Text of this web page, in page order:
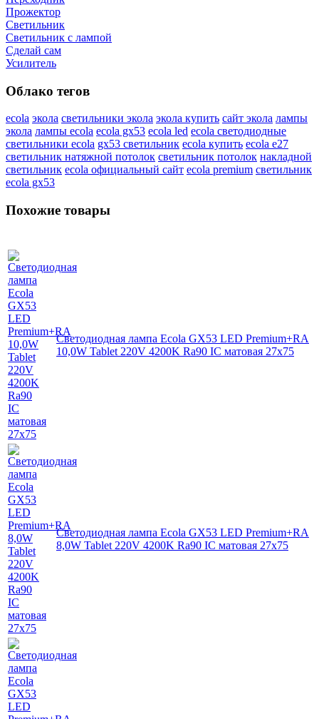
Прожектор
Светильник
Светильник c лампой
Сделай сам
Усилитель
Облако тегов
ecola экола светильники экола экола купить сайт экола лампы
экола лампы ecola ecola gx53 ecola led ecola светодиодные
светильники ecola gx53 светильник ecola купить ecola e27
светильник натяжной потолок светильник потолок накладной
светильник ecola официальный сайт ecola premium светильник
ecola gx53
Похожие товары
Светодиодная лампа Ecola GX53 LED Premium+RA
10,0W Tablet 220V 4200K Ra90 IC матовая 27x75
Светодиодная лампа Ecola GX53 LED Premium+RA
8,0W Tablet 220V 4200K Ra90 IC матовая 27x75